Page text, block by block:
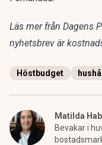
Läs mer från Dagens
nyhetsbrev är
Höstbudget hushåll
Matilda
Bevakar i